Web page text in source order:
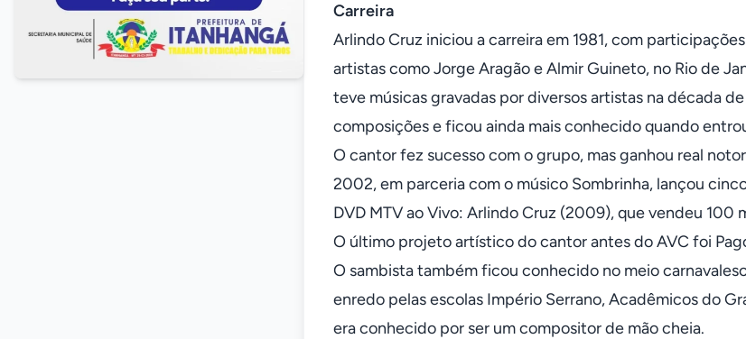
Carreira
Arlindo Cruz iniciou a carreira em 1981, com
artistas como Jorge Aragão e Almir Guineto, no Rio de
teve músicas gravadas por diversos artistas na década
composições e ficou ainda mais conhecido quando
O cantor fez sucesso com o grupo, mas ganhou real
2002, em parceria com o músico Sombrinha, lançou
DVD MTV ao Vivo: Arlindo Cruz (2009), que vendeu 100
O último projeto artístico do cantor antes do AVC foi
O sambista também ficou conhecido no meio
enredo pelas escolas Império Serrano, Acadêmicos do
era conhecido por ser um compositor de mão cheia.